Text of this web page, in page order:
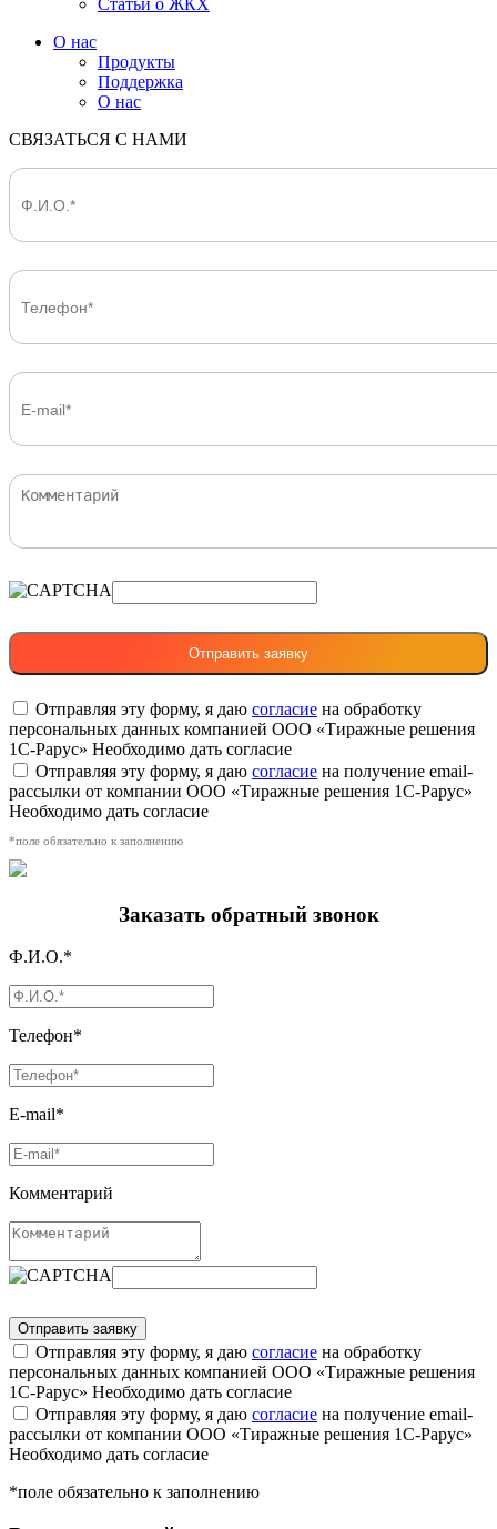
Статьи о ЖКХ
О нас
Продукты
Поддержка
О нас
СВЯЗАТЬСЯ С НАМИ
Отправляя эту форму, я даю согласие на обработку
персональных данных компанией ООО «Тиражные решения
1С-Рарус» Необходимо дать согласие
Отправляя эту форму, я даю согласие на получение email-
рассылки от компании ООО «Тиражные решения 1С-Рарус»
Необходимо дать согласие
*поле обязательно к заполнению
Заказать обратный звонок
Ф.И.О.*
Телефон*
E-mail*
Комментарий
Отправляя эту форму, я даю согласие на обработку
персональных данных компанией ООО «Тиражные решения
1С-Рарус» Необходимо дать согласие
Отправляя эту форму, я даю согласие на получение email-
рассылки от компании ООО «Тиражные решения 1С-Рарус»
Необходимо дать согласие
*поле обязательно к заполнению